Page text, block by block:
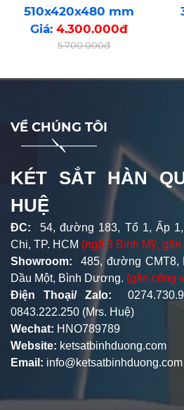
BẢO MẬT CÔNG
NGHỆ HÀN QUỐC
510x420x480 mm
Giá: 4.300.000đ
5.700.000đ
VỀ CHÚNG TÔI
KÉT SẮT HÀN
HUỆ
ĐC: 54, đường 183, Tổ 1, Ấp
Chi, TP. HCM (ngã 3 Bình Mỹ,
Showroom: 485, đường CMT8,
Dầu Một, Bình Dương. (gần công
Điện Thoại/ Zalo:
0843.222.250 (Mrs. Huệ)
Wechat: HNO789789
Website: ketsatbinhduong.com
Email: info@ketsatbinhduong.com